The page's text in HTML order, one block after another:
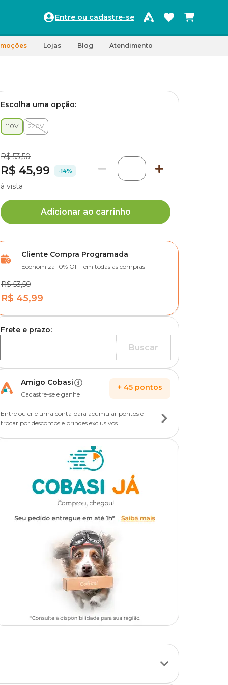
Entre ou cadastre-se
Lojas Blog Atendimento
Escolha uma opção:
110V 220V
R$ 53,50
R$ 45,99 -14% 1
à vista
Adicionar ao carrinho
Cliente Compra Programada
Economiza 10% OFF em todas as compras
R$ 53,50
R$ 45,99
Frete e prazo:
Buscar
Amigo Cobasi
Cadastre-se e ganhe
+ 45 pontos
Entre ou crie uma conta para acumular pontos e
trocar por descontos e brindes exclusivos.